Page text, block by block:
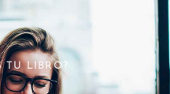
TU LIBRO?